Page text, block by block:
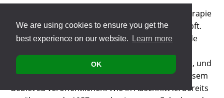
We are using cookies to ensure you get the
best experience on our website.
Learn more
OK
Wie erwähnt, wurde die elektromagnetische Therapie
ab etwa 1910 von offizieller Seite schwer bekämpft.
Interessierten Forschern und Therapeuten wurde
gemacht. Ab etwa 1970 entspannte sich die Lage, und
es wurde leichter, Forschungsergebnisse auf diesem
Gebiet zu veröffentlichen. Wie in Abschnitt xx bereits